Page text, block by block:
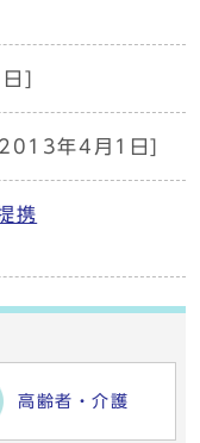
]
年4月1日]
携
高齢者・介護